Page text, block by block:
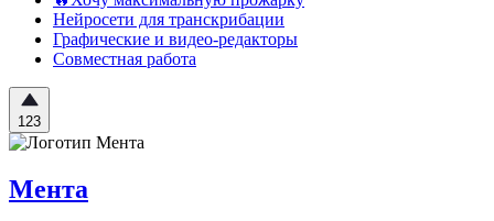
Нейросети для транскрибации
Графические и видео-редакторы
Совместная работа
123
Мента